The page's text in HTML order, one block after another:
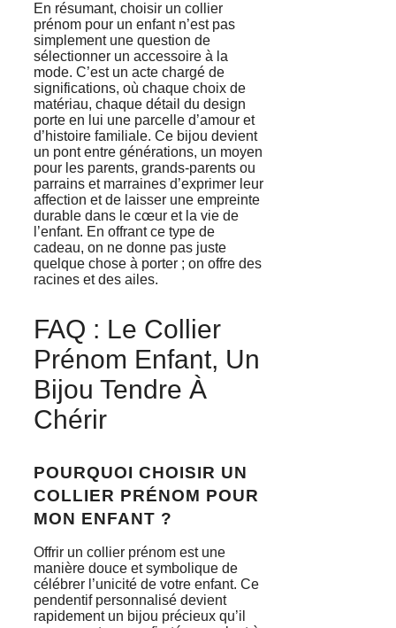
En résumant, choisir un collier
prénom pour un enfant n’est pas
simplement une question de
sélectionner un accessoire à la
mode. C’est un acte chargé de
significations, où chaque choix de
matériau, chaque détail du design
porte en lui une parcelle d’amour et
d’histoire familiale. Ce bijou devient
un pont entre générations, un moyen
pour les parents, grands-parents ou
parrains et marraines d’exprimer leur
affection et de laisser une empreinte
durable dans le cœur et la vie de
l’enfant. En offrant ce type de
cadeau, on ne donne pas juste
quelque chose à porter ; on offre des
racines et des ailes.
FAQ : Le Collier
Prénom Enfant, Un
Bijou Tendre À
Chérir
POURQUOI CHOISIR UN
COLLIER PRÉNOM POUR
MON ENFANT ?
Offrir un collier prénom est une
manière douce et symbolique de
célébrer l’unicité de votre enfant. Ce
pendentif personnalisé devient
rapidement un bijou précieux qu’il